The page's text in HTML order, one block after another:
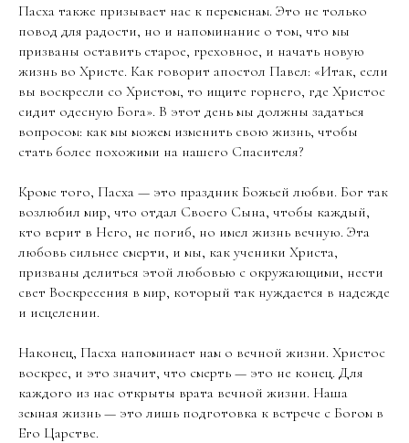
Пасха также призывает нас к переменам. Это не только
повод для радости, но и напоминание о том, что мы
призваны оставить старое, греховное, и начать новую
жизнь во Христе. Как говорит апостол Павел: «Итак, если
вы воскресли со Христом, то ищите горнего, где Христос
сидит одесную Бога». В этот день мы должны задаться
вопросом: как мы можем изменить свою жизнь, чтобы
стать более похожими на нашего Спасителя?
Кроме того, Пасха — это праздник Божьей любви. Бог так
возлюбил мир, что отдал Своего Сына, чтобы каждый,
кто верит в Него, не погиб, но имел жизнь вечную. Эта
любовь сильнее смерти, и мы, как ученики Христа,
призваны делиться этой любовью с окружающими, нести
свет Воскресения в мир, который так нуждается в надежде
и исцелении.
Наконец, Пасха напоминает нам о вечной жизни. Христос
воскрес, и это значит, что смерть — это не конец. Для
каждого из нас открыты врата вечной жизни. Наша
земная жизнь — это лишь подготовка к встрече с Богом в
Его Царстве.